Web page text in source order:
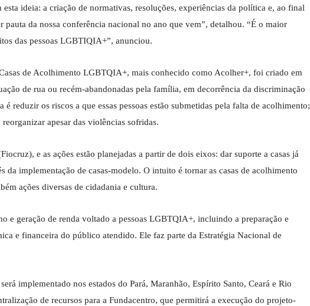
ideia: a criação de normativas, resoluções, experiências da política e, ao final
da nossa conferência nacional no ano que vem”, detalhou. “É o maior
das pessoas LGBTIQIA+”, anunciou.
de Acolhimento LGBTQIA+, mais conhecido como Acolher+, foi criado em
de rua ou recém-abandonadas pela família, em decorrência da discriminação
reduzir os riscos a que essas pessoas estão submetidas pela falta de acolhimento;
apesar das violências sofridas.
e as ações estão planejadas a partir de dois eixos: dar suporte a casas já
implementação de casas-modelo. O intuito é tornar as casas de acolhimento
ações diversas de cidadania e cultura.
e geração de renda voltado a pessoas LGBTQIA+, incluindo a preparação e
e financeira do público atendido. Ele faz parte da Estratégia Nacional de
implementado nos estados do Pará, Maranhão, Espírito Santo, Ceará e Rio
de recursos para a Fundacentro, que permitirá a execução do projeto-